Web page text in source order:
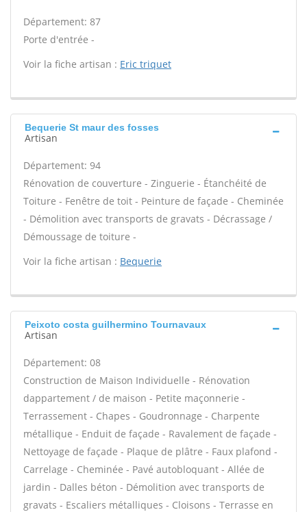
Département: 87
Porte d'entrée -
Voir la fiche artisan : Eric triquet
Bequerie St maur des fosses
Artisan
Département: 94
Rénovation de couverture - Zinguerie - Étanchéité de
Toiture - Fenêtre de toit - Peinture de façade - Cheminée
- Démolition avec transports de gravats - Décrassage /
Démoussage de toiture -
Voir la fiche artisan : Bequerie
Peixoto costa guilhermino Tournavaux
Artisan
Département: 08
Construction de Maison Individuelle - Rénovation
dappartement / de maison - Petite maçonnerie -
Terrassement - Chapes - Goudronnage - Charpente
métallique - Enduit de façade - Ravalement de façade -
Nettoyage de façade - Plaque de plâtre - Faux plafond -
Carrelage - Cheminée - Pavé autobloquant - Allée de
jardin - Dalles béton - Démolition avec transports de
gravats - Escaliers métalliques - Cloisons - Terrasse en